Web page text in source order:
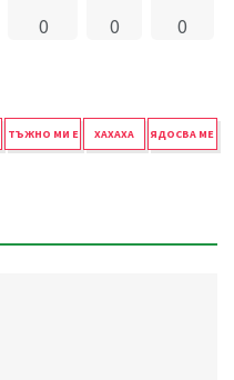
0
ТЪЖНО МИ Е
0
ХАХАХА
0
ЯДОСВА МЕ